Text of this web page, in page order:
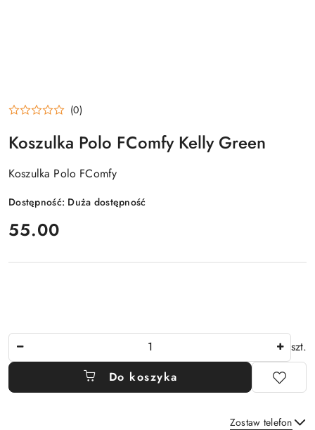
(0)
Koszulka Polo FComfy Kelly Green
Koszulka Polo FComfy
Dostępność: Duża dostępność
cena:
55.00
szt.
Do koszyka
Zostaw telefon